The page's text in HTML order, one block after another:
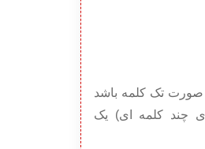
صورت تک کلمه باشد
چند کلمه ای) یک